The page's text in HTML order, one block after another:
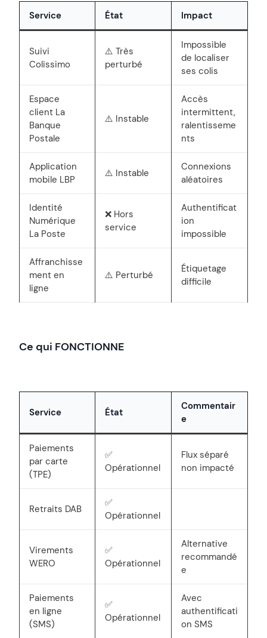
Service État Impact
Suivi
Colissimo
⚠️ Très
perturbé
Impossible
de localiser
ses colis
Espace
client La
Banque
Postale
⚠️ Instable
Accès
intermittent,
ralentisseme
nts
Application
mobile LBP
⚠️ Instable
Connexions
aléatoires
Identité
Numérique
La Poste
❌ Hors
service
Authentificat
ion
impossible
Affranchisse
ment en
ligne
⚠️ Perturbé
Étiquetage
difficile
Ce qui FONCTIONNE
Service État
Commentair
e
Paiements
par carte
(TPE)
✅
Opérationnel
Flux séparé
non impacté
Retraits DAB
✅
Opérationnel
Virements
WERO
✅
Opérationnel
Alternative
recommandé
e
Paiements
en ligne
(SMS)
✅
Opérationnel
Avec
authentificati
on SMS